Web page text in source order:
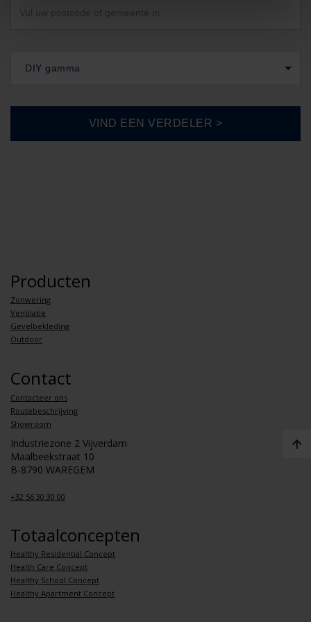
DIY gamma
Producten
Zonwering
Ventilatie
Gevelbekleding
Outdoor
Contact
Contacteer ons
Routebeschrijving
Showroom
Industriezone 2 Vijverdam
Maalbeekstraat 10
B-8790 WAREGEM
+32 56 30 30 00
Totaalconcepten
Healthy Residential Concept
Health Care Concept
Healthy School Concept
Healthy Apartment Concept